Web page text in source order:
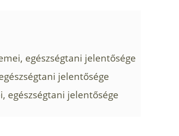
egészségtani jelentősége
jelentősége
egészségtani jelentősége